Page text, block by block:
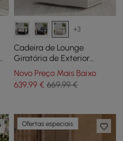
+3
Cadeira de Lounge
Giratória de Exterior
Tevara em Teca e Alumínio
em Areia
Novo Preço Mais Baixo
639,99€ 669,99 €
Ofertas especiais